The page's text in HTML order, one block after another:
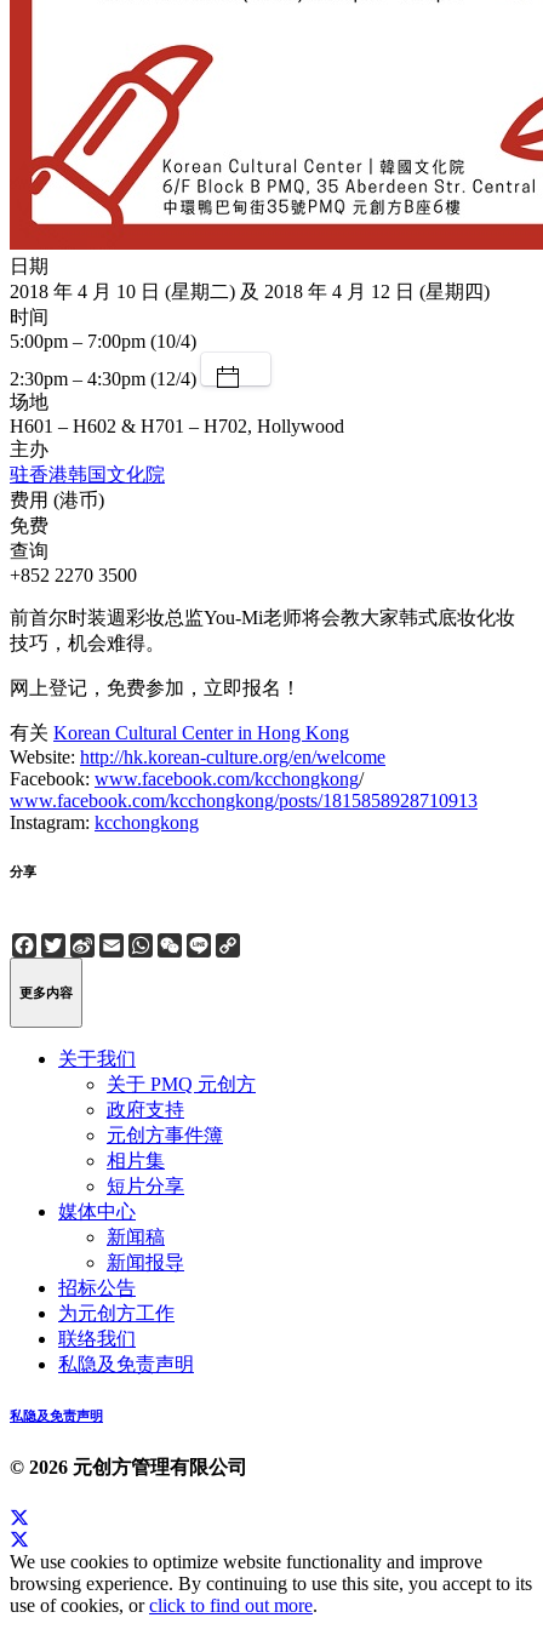
日期
2018 年 4 月 10 日 (星期二) 及 2018 年 4 月 12 日 (星期四)
时间
5:00pm – 7:00pm (10/4)
2:30pm – 4:30pm (12/4)
场地
H601 – H602 & H701 – H702, Hollywood
主办
驻香港韩国文化院
费用 (港币)
免费
查询
+852 2270 3500
前首尔时装週彩妆总监You-Mi老师将会教大家韩式底妆化妆
技巧，机会难得。
网上登记，免费参加，立即报名！
有关 Korean Cultural Center in Hong Kong
Website: http://hk.korean-culture.org/en/welcome
Facebook: www.facebook.com/kcchongkong/
www.facebook.com/kcchongkong/posts/1815858928710913
Instagram: kcchongkong
分享
Facebook
Twitter
Sina
Weibo
EmailWhatsApp
WeChat
Line
更多内容
关于我们
关于 PMQ 元创方
政府支持
元创方事件簿
相片集
短片分享
媒体中心
新闻稿
新闻报导
招标公告
为元创方工作
联络我们
私隐及免责声明
私隐及免责声明
© 2026 元创方管理有限公司
We use cookies to optimize website functionality and improve
browsing experience. By continuing to use this site, you accept to its
use of cookies, orclick to find out more.